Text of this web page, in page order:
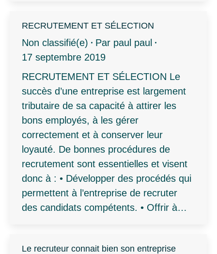
RECRUTEMENT ET SÉLECTION
Non classifié(e) Par paul paul
17 septembre 2019
RECRUTEMENT ET SÉLECTION Le
succès d’une entreprise est largement
tributaire de sa capacité à attirer les
bons employés, à les gérer
correctement et à conserver leur
loyauté. De bonnes procédures de
recrutement sont essentielles et visent
donc à : • Développer des procédés qui
permettent à l’entreprise de recruter
des candidats compétents. • Offrir à…
Le recruteur connait bien son entreprise